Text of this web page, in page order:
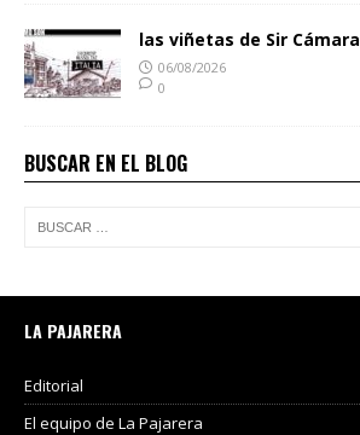
las viñetas de Sir Cámara
06/08/2026
0
BUSCAR EN EL BLOG
LA PAJARERA
Editorial
El equipo de La Pajarera